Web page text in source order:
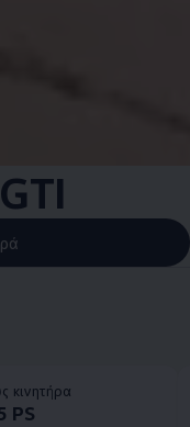
κινητήρα
PS